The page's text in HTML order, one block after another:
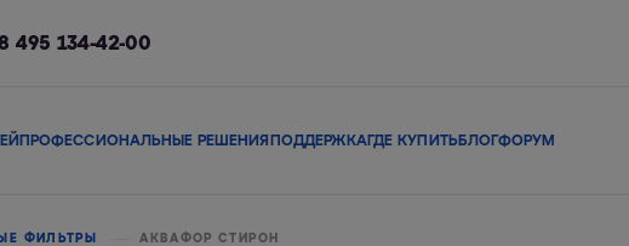
495 134-42-00
ПРОФЕССИОНАЛЬНЫЕ РЕШЕНИЯ ПОДДЕРЖКАГДЕ КУПИТЬ БЛОГФОРУМ
водыСменные модулиМагистральные фильтры
ФИЛЬТРЫ АКВАФОР СТИРОН